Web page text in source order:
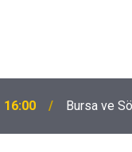
16:00 Bursa ve